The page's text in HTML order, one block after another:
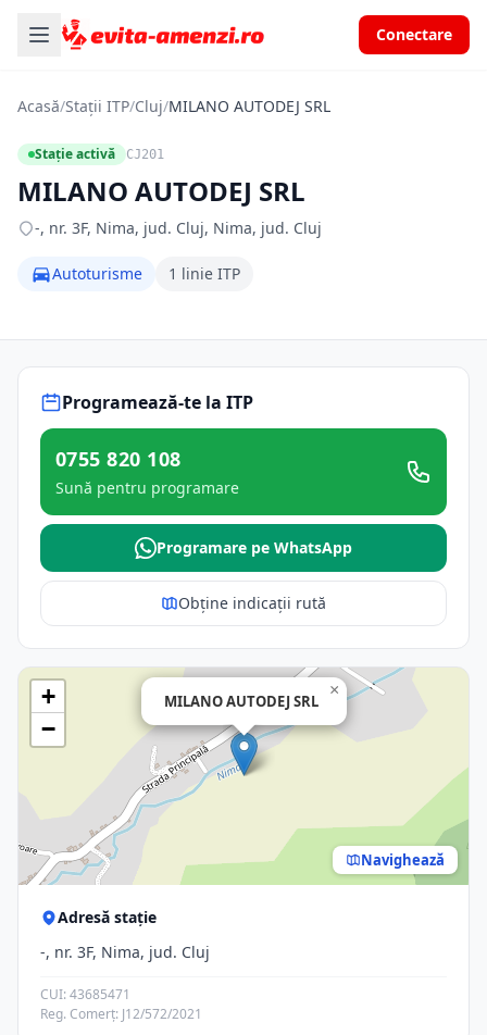
Conectare
Acasă/Stații ITP/Cluj/MILANO AUTODEJ SRL
Stație activă CJ201
MILANO AUTODEJ SRL
-, nr. 3F, Nima, jud. Cluj, Nima, jud. Cluj
Autoturisme 1 linie ITP
Programează-te la ITP
0755 820 108
Sună pentru programare
Programare pe WhatsApp
Obține indicații rută
MILANO AUTODEJ SRL
×
+
−
Navighează
Adresă stație
-, nr. 3F, Nima, jud. Cluj
CUI: 43685471
Reg. Comerț: J12/572/2021